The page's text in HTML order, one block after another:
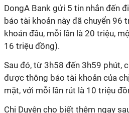
DongA Bank gửi 5 tin nhắn đến
báo tài khoản này đã chuyển 96
khoản đầu, mỗi lần là 20 triệu,
16 triệu đồng).
Sau đó, từ 3h58 đến 3h59 phút,
được thông báo tài khoản của
mặt, với mỗi lần rút là 10 triệu
Chị Duyên cho biết thêm ngay